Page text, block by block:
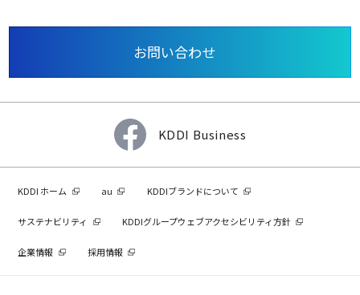
お問い合わせ
KDDI Business
KDDI ホーム au KDDIブランドについて
サステナビリティ KDDIグループウェブアクセシビリティ方針
企業情報 採用情報